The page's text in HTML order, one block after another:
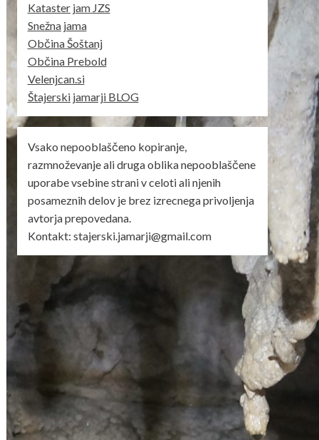
Kataster jam JZS
Snežna jama
Občina Šoštanj
Občina Prebold
Velenjcan.si
Štajerski jamarji BLOG
Vsako nepooblaščeno kopiranje,
razmnoževanje ali druga oblika nepooblaščene
uporabe vsebine strani v celoti ali njenih
posameznih delov je brez izrecnega privoljenja
avtorja prepovedana.
Kontakt: stajerski.jamarji@gmail.com